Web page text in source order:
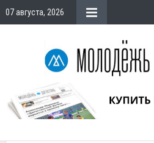
07 августа, 2026